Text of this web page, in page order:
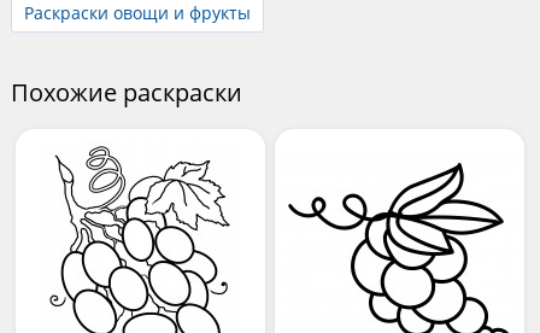
Раскраски овощи и фрукты
Похожие раскраски